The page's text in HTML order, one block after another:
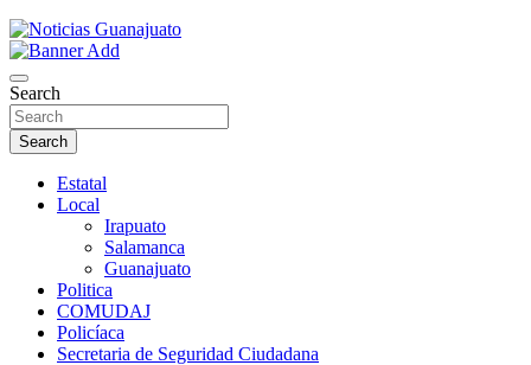
Noticias Guanajuato
Search
Search
Estatal
Local
Irapuato
Salamanca
Guanajuato
Politica
COMUDAJ
Policíaca
Secretaria de Seguridad Ciudadana